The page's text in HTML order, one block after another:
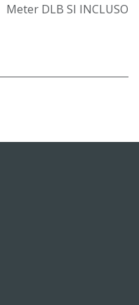
Meter DLB SI INCLUSO